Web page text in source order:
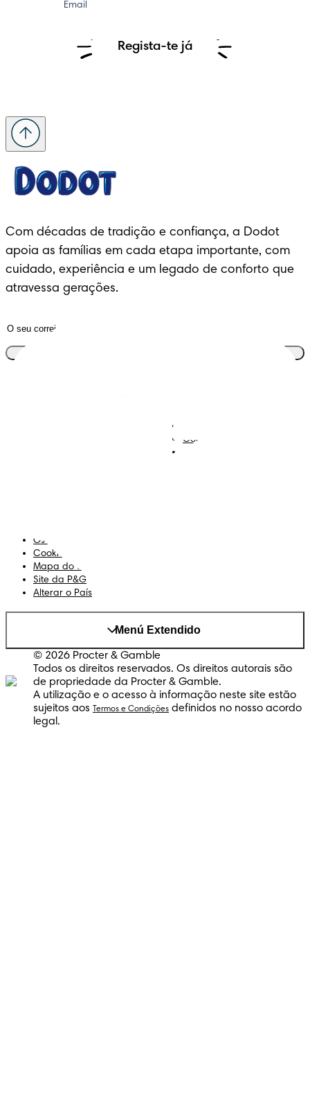
Email
Regista-te já
Com décadas de tradição e confiança, a Dodot
apoia as famílias em cada etapa importante, com
cuidado, experiência e um legado de conforto que
atravessa gerações.
Contacta-nos
Os Meus Dados
Cookies
Mapa do Site
Site da P&G
Alterar o País
Menú Extendido
© 2026 Procter & Gamble
Todos os direitos reservados. Os direitos autorais são
de propriedade da Procter & Gamble.
A utilização e o acesso à informação neste site estão
sujeitos aos
Termos e Condições definidos no nosso acordo
legal.